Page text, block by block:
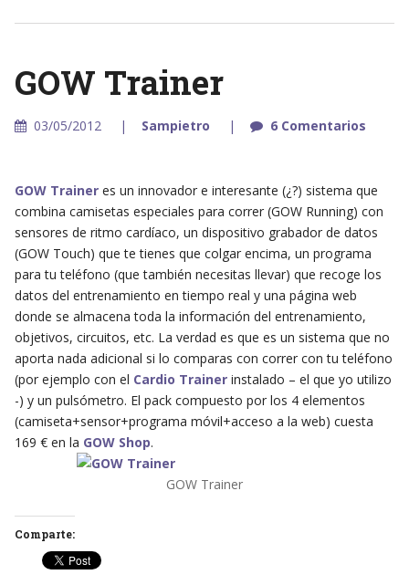
GOW Trainer
03/05/2012 Sampietro 6 Comentarios
GOW Traineres un innovador e interesante (¿?) sistema que
combina camisetas especiales para correr (GOW Running) con
sensores de ritmo cardíaco, un dispositivo grabador de datos
(GOW Touch) que te tienes que colgar encima, un programa
para tu teléfono (que también necesitas llevar) que recoge los
datos del entrenamiento en tiempo real y una página web
donde se almacena toda la información del entrenamiento,
objetivos, circuitos, etc. La verdad es que es un sistema que no
aporta nada adicional si lo comparas con correr con tu teléfono
(por ejemplo con el Cardio Trainerinstalado – el que yo utilizo
-) y un pulsómetro. El pack compuesto por los 4 elementos
(camiseta+sensor+programa móvil+acceso a la web) cuesta
169 € en la GOW Shop.
GOW Trainer
Comparte: